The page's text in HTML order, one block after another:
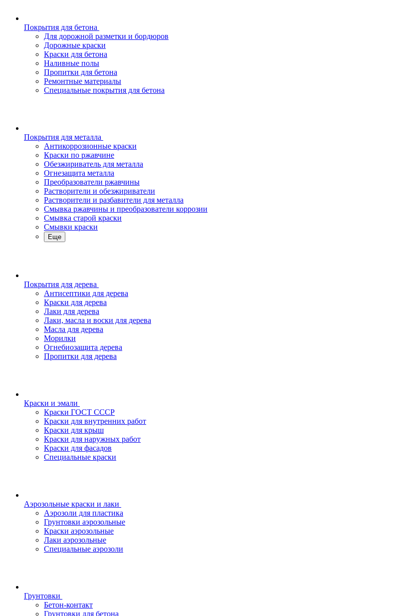
Покрытия для бетона
Для дорожной разметки и бордюров
Дорожные краски
Краски для бетона
Наливные полы
Пропитки для бетона
Ремонтные материалы
Специальные покрытия для бетона
Покрытия для металла
Антикоррозионные краски
Краски по ржавчине
Обезжириватель для металла
Огнезащита металла
Преобразователи ржавчины
Растворители и обезжириватели
Растворители и разбавители для металла
Смывка ржавчины и преобразователи коррозии
Смывка старой краски
Смывки краски
Еще
Покрытия для дерева
Антисептики для дерева
Краски для дерева
Лаки для дерева
Лаки, масла и воски для дерева
Масла для дерева
Морилки
Огнебиозащита дерева
Пропитки для дерева
Краски и эмали
Краски ГОСТ СССР
Краски для внутренних работ
Краски для крыш
Краски для наружных работ
Краски для фасадов
Специальные краски
Аэрозольные краски и лаки
Аэрозоли для пластика
Грунтовки аэрозольные
Краски аэрозольные
Лаки аэрозольные
Специальные аэрозоли
Грунтовки
Бетон-контакт
Грунтовки для бетона